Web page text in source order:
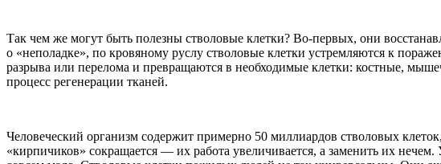
Так чем же могут быть полезны стволовые клетки? Во-первых, они
о «неполадке», по кровяному руслу стволовые клетки устремляются к
разрыва или перелома и превращаются в необходимые клетки: костные,
процесс регенерации тканей.
Человеческий организм содержит примерно 50 миллиардов стволовых
«кирпичиков» сокращается — их работа увеличивается, а заменить их